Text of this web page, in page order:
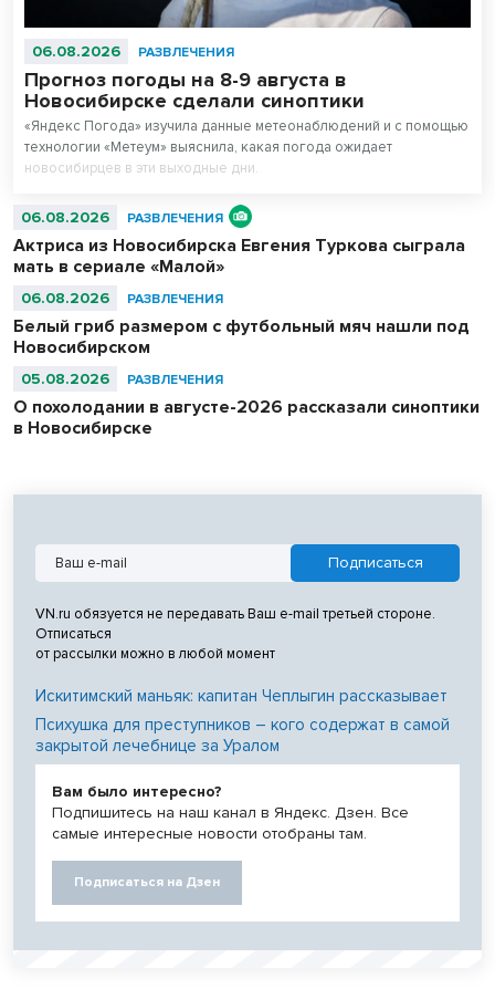
06.08.2026 РАЗВЛЕЧЕНИЯ
Прогноз погоды на 8-9 августа в
Новосибирске сделали синоптики
«Яндекс Погода» изучила данные метеонаблюдений и с помощью
технологии «Метеум» выяснила, какая погода ожидает
новосибирцев в эти выходные дни.
06.08.2026 РАЗВЛЕЧЕНИЯ
Актриса из Новосибирска Евгения Туркова сыграла
мать в сериале «Малой»
06.08.2026 РАЗВЛЕЧЕНИЯ
Белый гриб размером с футбольный мяч нашли под
Новосибирском
05.08.2026 РАЗВЛЕЧЕНИЯ
О похолодании в августе-2026 рассказали синоптики
в Новосибирске
VN.ru обязуется не передавать Ваш e-mail третьей стороне.
Отписаться
от рассылки можно в любой момент
Искитимский маньяк: капитан Чеплыгин рассказывает
Психушка для преступников – кого содержат в самой
закрытой лечебнице за Уралом
Вам было интересно?
Подпишитесь на наш канал в Яндекс. Дзен. Все
самые интересные новости отобраны там.
Подписаться на Дзен